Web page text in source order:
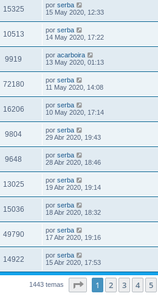
15325 por serba
15 May 2020, 12:33
10513 por serba
14 May 2020, 17:22
9919 por acarboira
13 May 2020, 01:13
72180 por serba
11 May 2020, 14:08
16206 por serba
10 May 2020, 17:14
9804 por serba
29 Abr 2020, 19:43
9648 por serba
28 Abr 2020, 18:46
13025 por serba
19 Abr 2020, 19:14
15036 por serba
18 Abr 2020, 18:32
49790 por serba
17 Abr 2020, 19:16
14922 por serba
15 Abr 2020, 17:53
1443 temas Página1 de 29
1 2 3 4 5